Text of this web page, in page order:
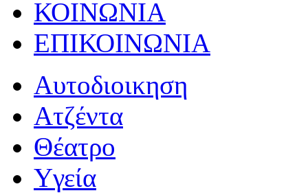
ΚΟΙΝΩΝΙΑ
ΕΠΙΚΟΙΝΩΝΙΑ
Αυτοδιοικηση
Ατζέντα
Θέατρο
Yγεία